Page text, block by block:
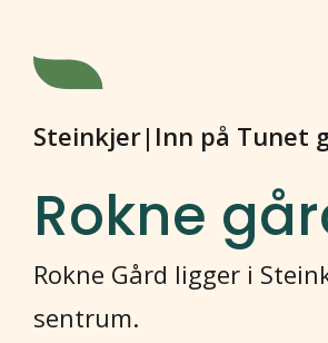
Steinkjer| Inn på Tunet
Rokne
Rokne Gård ligger i
sentrum.